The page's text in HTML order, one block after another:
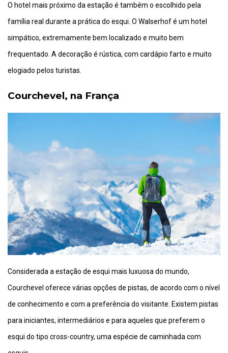
O hotel mais próximo da estação é também o escolhido pela
família real durante a prática do esqui. O Walserhof é um hotel
simpático, extremamente bem localizado e muito bem
frequentado. A decoração é rústica, com cardápio farto e muito
elogiado pelos turistas.
Courchevel, na França
Considerada a estação de esqui mais luxuosa do mundo,
Courchevel oferece várias opções de pistas, de acordo com o nível
de conhecimento e com a preferência do visitante. Existem pistas
para iniciantes, intermediários e para aqueles que preferem o
esqui do tipo cross-country, uma espécie de caminhada com